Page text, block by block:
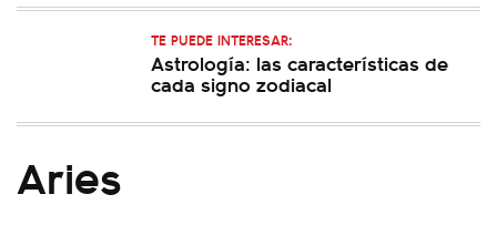
TE PUEDE INTERESAR:
Astrología: las características de
cada signo zodiacal
Aries